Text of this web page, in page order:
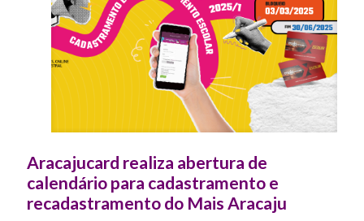
Aracajucard realiza abertura de
calendário para cadastramento e
recadastramento do Mais Aracaju